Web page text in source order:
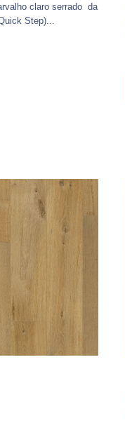
claro serrado da
Step)...